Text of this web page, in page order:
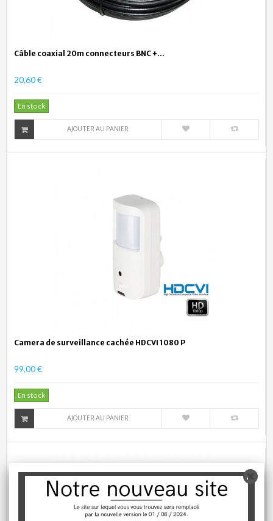
Câble coaxial 20m connecteurs BNC +...
20,60 €
En stock
AJOUTER AU PANIER
Camera de surveillance cachée HDCVI 1080 P
99,00 €
En stock
AJOUTER AU PANIER